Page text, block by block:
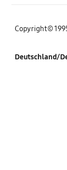
Copyright©
Deutschland/